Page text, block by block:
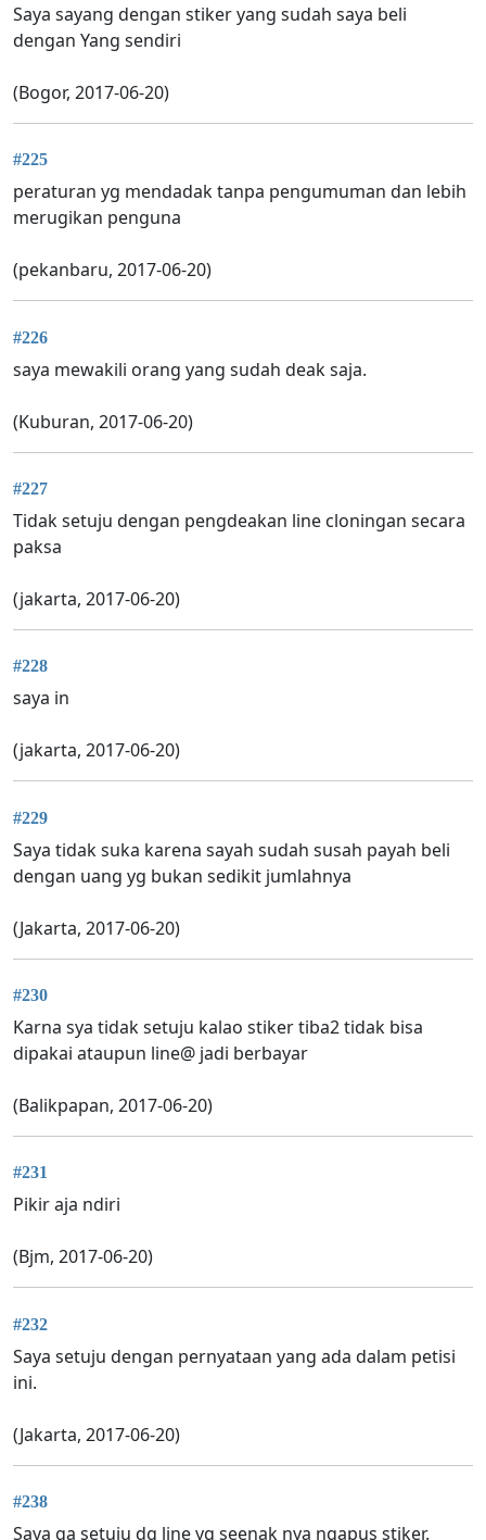
Saya sayang dengan stiker yang sudah saya beli
dengan Yang sendiri
(Bogor, 2017-06-20)
#225
peraturan yg mendadak tanpa pengumuman dan lebih
merugikan penguna
(pekanbaru, 2017-06-20)
#226
saya mewakili orang yang sudah deak saja.
(Kuburan, 2017-06-20)
#227
Tidak setuju dengan pengdeakan line cloningan secara
paksa
(jakarta, 2017-06-20)
#228
saya in
(jakarta, 2017-06-20)
#229
Saya tidak suka karena sayah sudah susah payah beli
dengan uang yg bukan sedikit jumlahnya
(Jakarta, 2017-06-20)
#230
Karna sya tidak setuju kalao stiker tiba2 tidak bisa
dipakai ataupun line@ jadi berbayar
(Balikpapan, 2017-06-20)
#231
Pikir aja ndiri
(Bjm, 2017-06-20)
#232
Saya setuju dengan pernyataan yang ada dalam petisi
ini.
(Jakarta, 2017-06-20)
#238
Saya ga setuju dg line yg seenak nya ngapus stiker.